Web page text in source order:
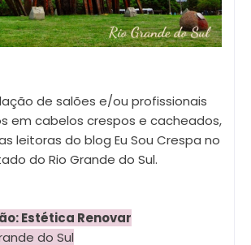
de salões e/ou profissionais
em cabelos crespos e cacheados,
leitoras do blog Eu Sou Crespa no
do Rio Grande do Sul.
Estética Renovar
do Sul